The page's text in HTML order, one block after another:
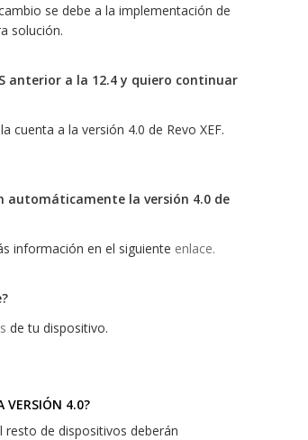
se debe a la implementación de
solución.
anterior a la 12.4 y quiero continuar
cuenta a la versión 4.0 de Revo XEF.
automáticamente la versión 4.0 de
información en el siguiente enlace.
de tu dispositivo.
VERSIÓN 4.0?
resto de dispositivos deberán